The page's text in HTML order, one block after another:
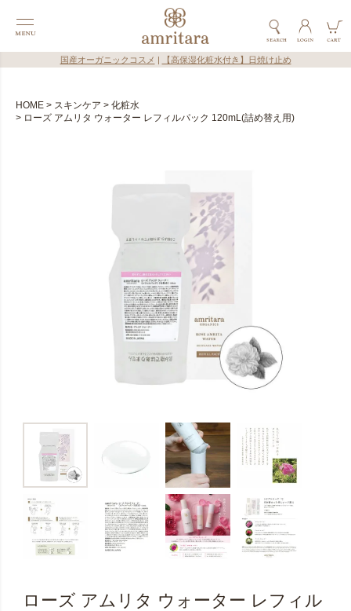
国産オーガニックコスメ 【高保湿化粧水付き】日焼け止め
HOME スキンケア
化粧水
ローズ アムリタ ウォーター レフィルパック 120mL(詰め替え用)
ローズ アムリタ ウォーター レフィル